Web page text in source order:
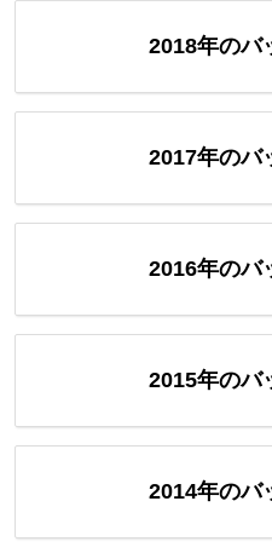
2018年のバ
2017年のバ
2016年のバ
2015年のバ
2014年のバ